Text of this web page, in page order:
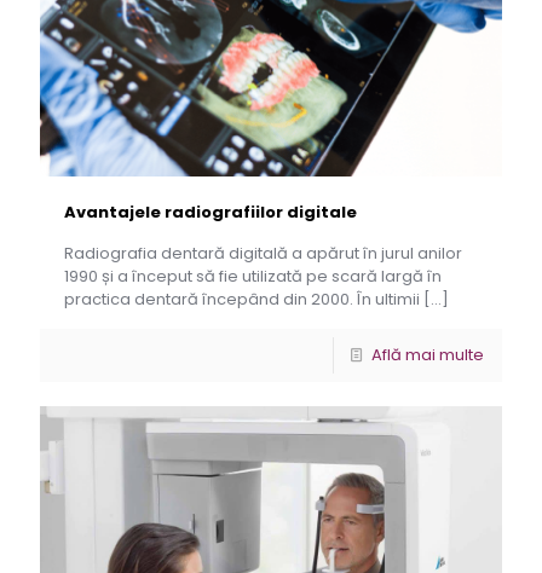
Avantajele radiografiilor digitale
Radiografia dentară digitală a apărut în jurul anilor
1990 și a început să fie utilizată pe scară largă în
practica dentară începând din 2000. În ultimii […]
Află mai multe